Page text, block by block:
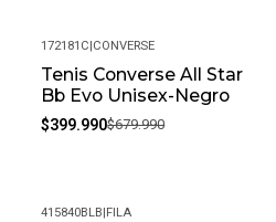
-41%
172181C CONVERSE
Tenis Converse All Star
Bb Evo Unisex-Negro
$399.990$679.990
415840BLB FILA